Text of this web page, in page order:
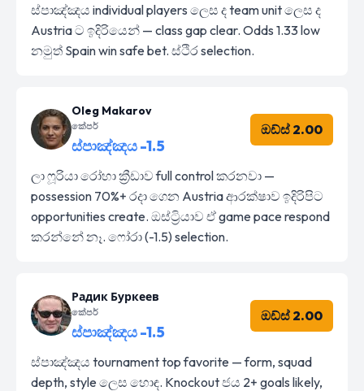
ස්පාඤ්ඤය individual players ලෙස ද team unit ලෙස ද
Austria ට ඉදිරියෙන් — class gap clear. Odds 1.33 low
නමුත් Spain win safe bet. ස්ථිර selection.
Oleg Makarov
කේපර්
ස්පාඤ්ඤය -1.5
ඔඩ්ස් 2.00
ලා ෆූරියා රෝහා ක්‍රීඩාව full control කරනවා —
possession 70%+ රදා ගෙන Austria ආරක්ෂාව ඉදිරිපිට
opportunities create. ඔස්ට්‍රියාව ඒ game pace respond
කරන්නේ නෑ. ෆෝරා (-1.5) selection.
Радик Буркеев
කේපර්
ස්පාඤ්ඤය -1.5
ඔඩ්ස් 2.00
ස්පාඤ්ඤය tournament top favorite — form, squad
depth, style ලෙස හොඳ. Knockout ජය 2+ goals likely,